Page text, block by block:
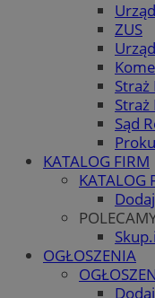
ZUS
Straż
Straż
Sąd
KATALOG FIRM
KATALOG
OGŁOSZENIA